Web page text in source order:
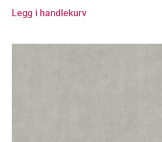
Legg i handlekurv